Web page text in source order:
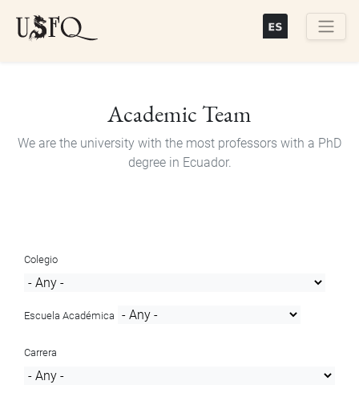
Academic Team
We are the university with the most professors with a PhD
degree in Ecuador.
Colegio
Escuela Académica
Carrera